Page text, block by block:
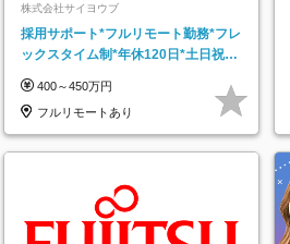
株式会社サイヨウブ
採用サポート*フルリモート勤務*フレ
ックスタイム制*年休120日*土日祝休
400～450万円
フルリモートあり